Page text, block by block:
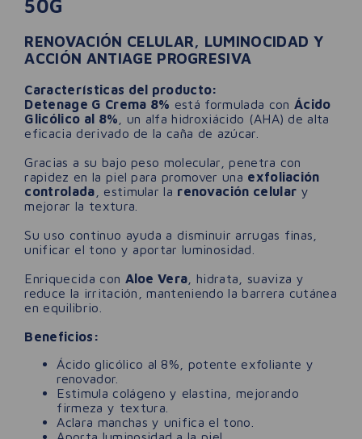
50G
RENOVACIÓN CELULAR, LUMINOCIDAD Y
ACCIÓN ANTIAGE PROGRESIVA
Características del producto:
Detenage G Crema 8% está formulada con Ácido
Glicólico al 8% , un alfa hidroxiácido (AHA) de alta
eficacia derivado de la caña de azúcar.
Gracias a su bajo peso molecular, penetra con
rapidez en la piel para promover una exfoliación
controlada , estimular la renovación celular y
mejorar la textura.
Su uso continuo ayuda a disminuir arrugas finas,
unificar el tono y aportar luminosidad.
Enriquecida con Aloe Vera , hidrata, suaviza y
reduce la irritación, manteniendo la barrera cutánea
en equilibrio.
Beneficios:
Ácido glicólico al 8%, potente exfoliante y
renovador.
Estimula colágeno y elastina, mejorando
firmeza y textura.
Aclara manchas y unifica el tono.